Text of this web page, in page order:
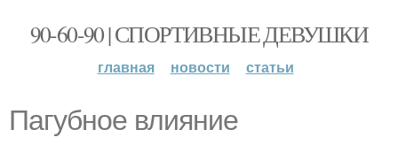
90-60-90 | СПОРТИВНЫЕ ДЕВУШКИ
главная новости статьи
Пагубное влияние